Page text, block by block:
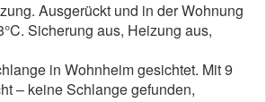
Ausgerückt und in der Wohnung
Sicherung aus, Heizung aus,
in Wohnheim gesichtet. Mit 9
– keine Schlange gefunden,